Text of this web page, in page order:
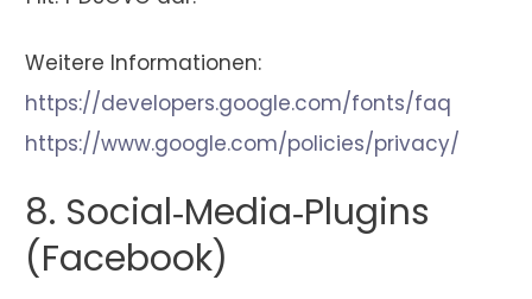
Weitere Informationen:
https://developers.google.com/fonts/faq
https://www.google.com/policies/privacy/
8. Social‑Media‑Plugins
(Facebook)